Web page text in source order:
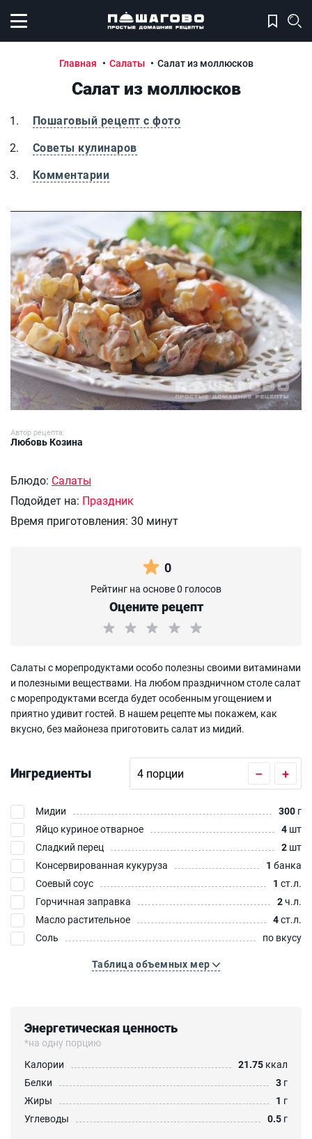
Открыть меню
Главная Салаты Салат из моллюсков
Салат из моллюсков
Пошаговый рецепт с фото
Советы кулинаров
Комментарии
Автор рецепта:
Любовь Козина
Блюдо: Салаты
Подойдет на: Праздник
Время приготовления: 30 минут
0
Рейтинг на основе 0 голосов
Оцените рецепт
Салаты с морепродуктами особо полезны своими витаминами
и полезными веществами. На любом праздничном столе салат
с морепродуктами всегда будет особенным угощением и
приятно удивит гостей. В нашем рецепте мы покажем, как
вкусно, без майонеза приготовить салат из мидий.
Ингредиенты – +
Мидии 300 г
Яйцо куриное отварное
4 шт
Сладкий перец
2 шт
Консервированная кукуруза
1 банка
Соевый соус
1 ст.л.
Горчичная заправка
2ч.л.
Масло растительное
4ст.л.
Соль
по вкусу
Таблица объемных мер
Энергетическая ценность
*на одну порцию
Калории
21.75 ккал
Белки
3 г
Жиры
1 г
Углеводы
0.5 г